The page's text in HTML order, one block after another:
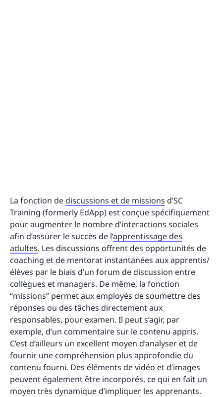
La fonction dediscussions et de missions d’SC
Training (formerly EdApp) est conçue spécifiquement
pour augmenter le nombre d’interactions sociales
afin d’assurer le succès de l’apprentissage des
adultes. Les discussions offrent des opportunités de
coaching et de mentorat instantanées aux apprentis/
élèves par le biais d’un forum de discussion entre
collègues et managers. De même, la fonction
“missions” permet aux employés de soumettre des
réponses ou des tâches directement aux
responsables, pour examen. Il peut s’agir, par
exemple, d’un commentaire sur le contenu appris.
C’est d’ailleurs un excellent moyen d’analyser et de
fournir une compréhension plus approfondie du
contenu fourni. Des éléments de vidéo et d’images
peuvent également être incorporés, ce qui en fait un
moyen très dynamique d’impliquer les apprenants.